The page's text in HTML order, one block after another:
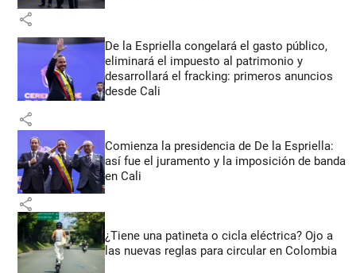
share
De la Espriella congelará el gasto público,
eliminará el impuesto al patrimonio y
desarrollará el fracking: primeros anuncios
desde Cali
share
Comienza la presidencia de De la Espriella:
así fue el juramento y la imposición de banda
en Cali
share
¿Tiene una patineta o cicla eléctrica? Ojo a
las nuevas reglas para circular en Colombia